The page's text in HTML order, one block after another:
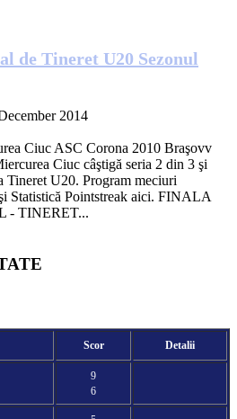
de Tineret U20 Sezonul
2014
Ciuc ASC Corona 2010 Braşovv
Ciuc câştigă seria 2 din 3 şi
Tineret U20. Program meciuri
Statistică Pointstreak aici. FINALA
- TINERET...
Scor Detalii
9
6